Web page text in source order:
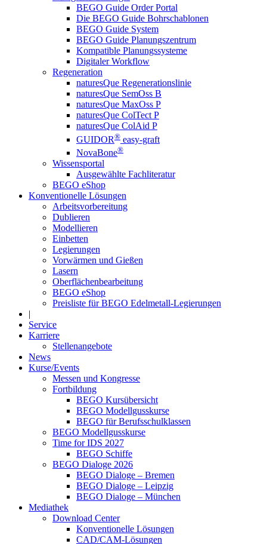
BEGO Guide Order Portal
Die BEGO Guide Bohrschablonen
BEGO Guide System
BEGO Guide Planungszentrum
Kompatible Planungssysteme
Digitaler Workflow
Regeneration
naturesQue Regenerationslinie
naturesQue SemOss B
naturesQue MaxOss P
naturesQue ColTect P
naturesQue ColAid P
GUIDOR® easy-graft
NovaBone®
Wissensportal
Ausgewählte Fachliteratur
BEGO eShop
Konventionelle Lösungen
Arbeitsvorbereitung
Dublieren
Modellieren
Einbetten
Legierungen
Vorwärmen und Gießen
Lasern
Oberflächenbearbeitung
BEGO eShop
Preisliste für BEGO Edelmetall-Legierungen
|
Service
Karriere
Stellenangebote
News
Kurse/Events
Messen und Kongresse
Fortbildung
BEGO Kursübersicht
BEGO Modellgusskurse
BEGO für Berufsschulklassen
BEGO Modellgusskurse
Time for IDS 2027
BEGO Schiffe
BEGO Dialoge 2026
BEGO Dialoge – Bremen
BEGO Dialoge – Leipzig
BEGO Dialoge – München
Mediathek
Download Center
Konventionelle Lösungen
CAD/CAM-Lösungen